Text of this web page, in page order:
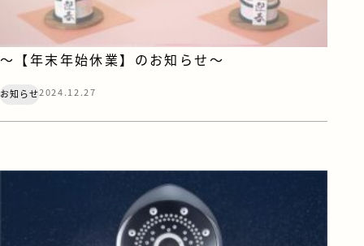
～【年末年始休業】のお知らせ～
お知らせ2024.12.27